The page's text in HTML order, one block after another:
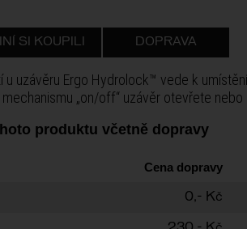
SI KOUPILI DOPRAVA
u uzávěru Ergo Hydrolock™ vede k
„on/off“ uzávěr otevřete
produktu včetně dopravy
Cena dopravy
0,- Kč